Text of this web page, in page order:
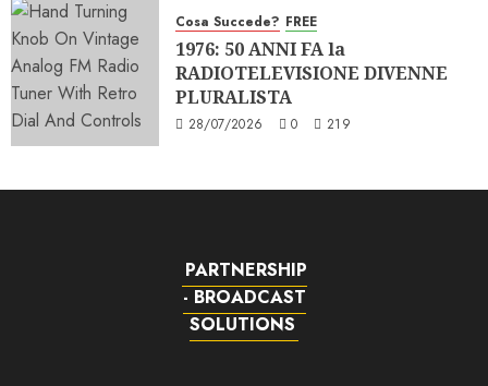
Cosa Succede? FREE
1976: 50 ANNI FA la
RADIOTELEVISIONE DIVENNE
PLURALISTA
28/07/2026 0 219
PARTNERSHIP
- BROADCAST
SOLUTIONS